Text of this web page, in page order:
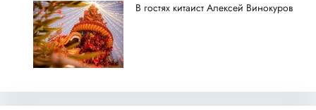
В гостях китаист Алексей Винокуров